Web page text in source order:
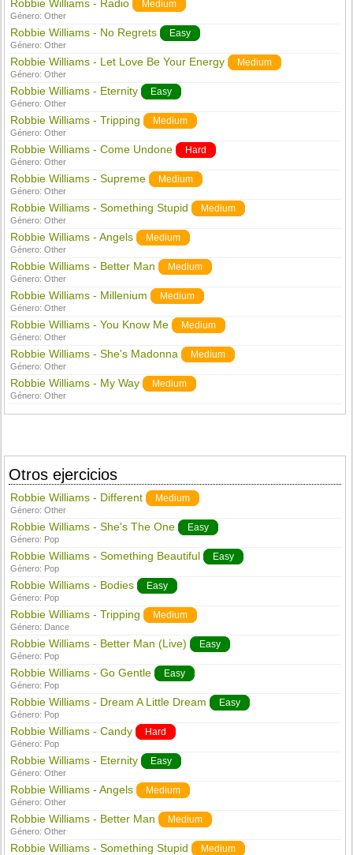
Robbie Williams - Radio Medium
Género:Other
Robbie Williams - No Regrets Easy
Género:Other
Robbie Williams - Let Love Be Your Energy Medium
Género:Other
Robbie Williams - Eternity Easy
Género:Other
Robbie Williams - Tripping Medium
Género:Other
Robbie Williams - Come Undone Hard
Género:Other
Robbie Williams - Supreme Medium
Género:Other
Robbie Williams - Something Stupid Medium
Género:Other
Robbie Williams - Angels Medium
Género:Other
Robbie Williams - Better Man Medium
Género:Other
Robbie Williams - Millenium Medium
Género:Other
Robbie Williams - You Know Me Medium
Género:Other
Robbie Williams - She's Madonna Medium
Género:Other
Robbie Williams - My Way Medium
Género:Other
Otros ejercicios
Robbie Williams - Different Medium
Género:Other
Robbie Williams - She's The One Easy
Género: Pop
Robbie Williams - Something Beautiful Easy
Género: Pop
Robbie Williams - Bodies Easy
Género: Pop
Robbie Williams - Tripping Medium
Género: Dance
Robbie Williams - Better Man (Live) Easy
Género: Pop
Robbie Williams - Go Gentle Easy
Género: Pop
Robbie Williams - Dream A Little Dream Easy
Género: Pop
Robbie Williams - Candy Hard
Género: Pop
Robbie Williams - Eternity Easy
Género:Other
Robbie Williams - Angels Medium
Género:Other
Robbie Williams - Better Man Medium
Género:Other
Robbie Williams - Something Stupid Medium